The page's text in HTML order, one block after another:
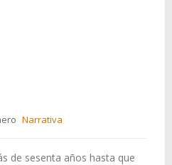
Narrativa
de sesenta años hasta que